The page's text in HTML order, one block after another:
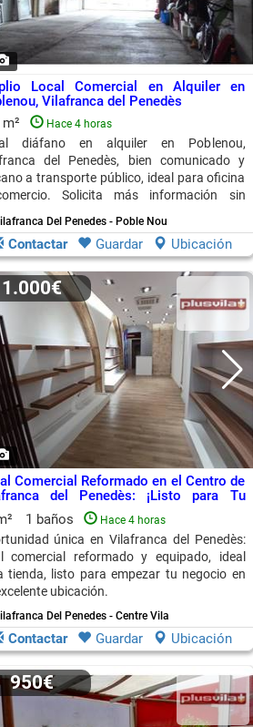
Local Comercial en Alquiler en
Vilafranca del Penedès
Hace 4 horas
diáfano en alquiler en Poblenou,
del Penedès, bien comunicado y
a transporte público, ideal para oficina
Solicita más información sin
Del Penedes - Poble Nou
Contactar Guardar Ubicación
1.000€
Comercial Reformado en el Centro de
del Penedès: ¡Listo para Tu
1 baños Hace 4 horas
única en Vilafranca del Penedès:
comercial reformado y equipado, ideal
tienda, listo para empezar tu negocio en
ubicación.
Del Penedes - Centre Vila
Contactar Guardar Ubicación
950€